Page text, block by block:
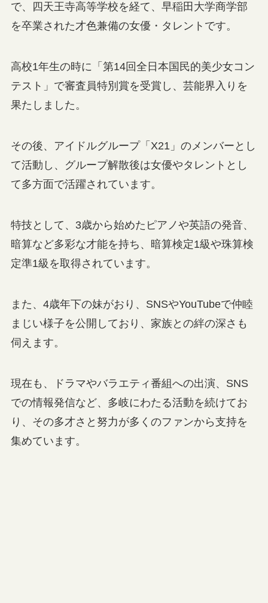
で、四天王寺高等学校を経て、早稲田大学商学部
を卒業された才色兼備の女優・タレントです。
高校1年生の時に「第14回全日本国民的美少女コン
テスト」で審査員特別賞を受賞し、芸能界入りを
果たしました。
その後、アイドルグループ「X21」のメンバーとし
て活動し、グループ解散後は女優やタレントとし
て多方面で活躍されています。
特技として、3歳から始めたピアノや英語の発音、
暗算など多彩な才能を持ち、暗算検定1級や珠算検
定準1級を取得されています。
また、4歳年下の妹がおり、SNSやYouTubeで仲睦
まじい様子を公開しており、家族との絆の深さも
伺えます。
現在も、ドラマやバラエティ番組への出演、SNS
での情報発信など、多岐にわたる活動を続けてお
り、その多才さと努力が多くのファンから支持を
集めています。